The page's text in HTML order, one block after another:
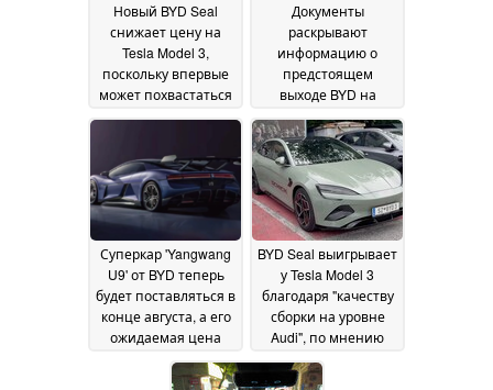
Новый BYD Seal
снижает цену на
Tesla Model 3,
поскольку впервые
может похвастаться
800-вольтовой
и LiDAR11 August 2024
Документы
раскрывают
информацию о
предстоящем
выходе BYD на
канадский рынок
электромобилей на
фоне торговых
проверок01 August 2024
Суперкар 'Yangwang
U9' от BYD теперь
будет поставляться в
конце августа, а его
ожидаемая цена
составит $233 400
(1,68 млн. юаней)29
BYD Seal выигрывает
у Tesla Model 3
благодаря "качеству
сборки на уровне
Audi", по мнению
популярного
YouTuber